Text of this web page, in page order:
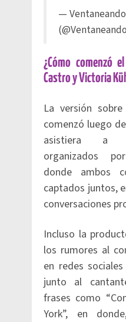
— Ventaneando
¿Cómo comenzó
Castro y Victoria
La versión
comenzó luego
asistiera a
organizados
donde ambos
captados juntos,
conversaciones
Incluso la
los rumores al
en redes
junto al
frases como
York”, en